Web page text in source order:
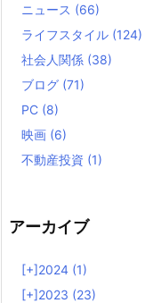
ニュース (66)
ライフスタイル (124)
社会人関係 (38)
ブログ (71)
PC (8)
映画 (6)
不動産投資 (1)
アーカイブ
[+]2024 (1)
[+]2023 (23)